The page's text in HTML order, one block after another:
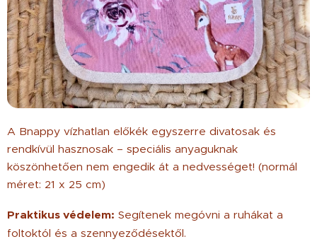
A Bnappy vízhatlan előkék egyszerre divatosak és
rendkívül hasznosak – speciális anyaguknak
köszönhetően nem engedik át a nedvességet! (normál
méret: 21 x 25 cm)
Praktikus védelem: Segítenek megóvni a ruhákat a
foltoktól és a szennyeződésektől.